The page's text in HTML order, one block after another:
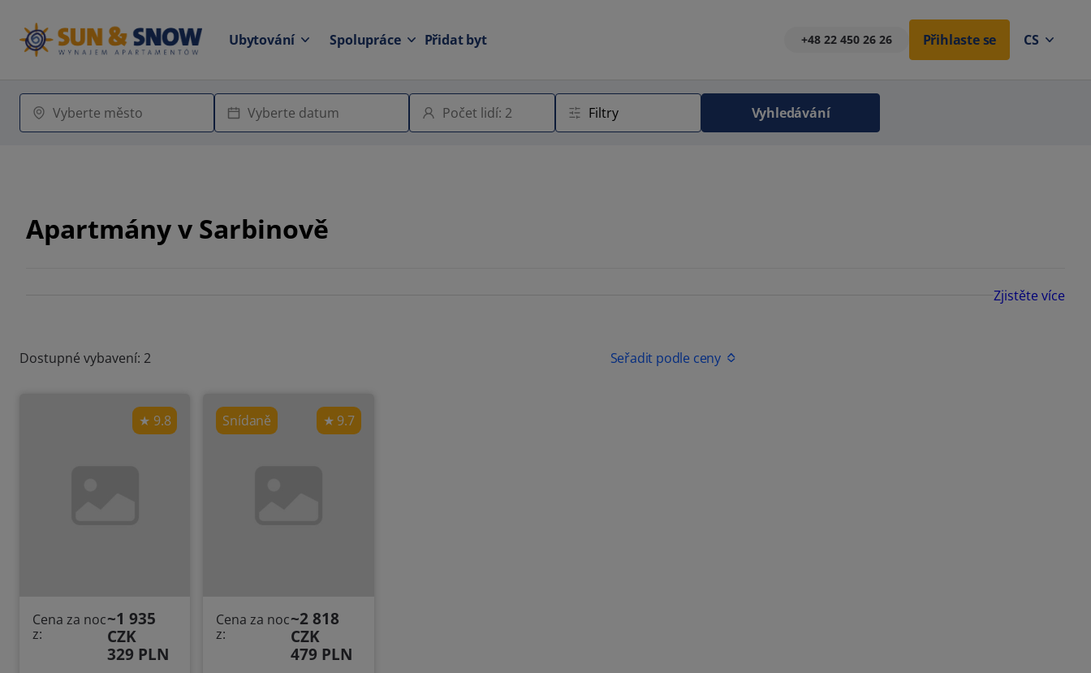
Ubytování Spolupráce Přidat byt +48 22 450 26 26 Přihlaste se CS
Vyhledávání
Apartmány v Sarbinově
Zjistěte více
Dostupné vybavení: 2 Seřadit podle ceny
9.8
Cena za noc
z:
~1 935
CZK
329 PLN
Snídaně 9.7
Cena za noc
z:
~2 818
CZK
479 PLN